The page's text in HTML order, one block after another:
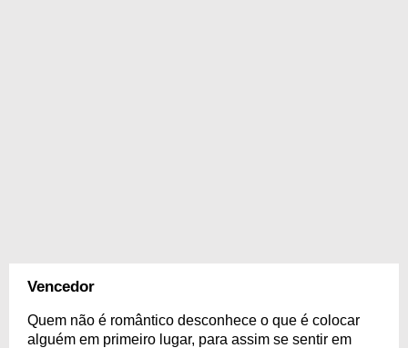
Vencedor
Quem não é romântico desconhece o que é colocar
alguém em primeiro lugar, para assim se sentir em